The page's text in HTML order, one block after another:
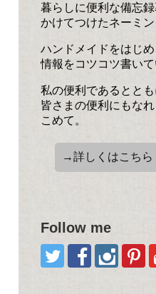
暮らしに便利な備忘
かけてつけたネーミン
ハンドメイドをはじ
情報をコツコツ書いて
私の便利であるととも
皆さまの便利にもな
こめて。
→詳しくはこちら
Follow me